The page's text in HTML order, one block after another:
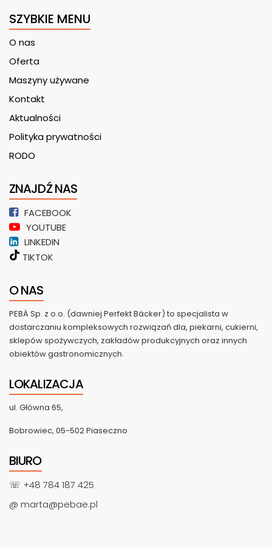
SZYBKIE MENU
O nas
Oferta
Maszyny używane
Kontakt
Aktualności
Polityka prywatności
RODO
ZNAJDŹ NAS
FACEBOOK
YOUTUBE
LINKEDIN
TIKTOK
O NAS
PEBÄ Sp. z o.o. (dawniej Perfekt Bäcker) to specjalista w
dostarczaniu kompleksowych rozwiązań dla, piekarni, cukierni,
sklepów spożywczych, zakładów produkcyjnych oraz innych
obiektów gastronomicznych.
LOKALIZACJA
ul. Główna 65,
Bobrowiec, 05-502 Piaseczno
BIURO
☏ +48 784 187 425
@ marta@pebae.pl